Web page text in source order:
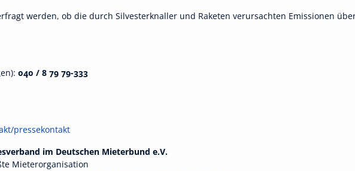
werden, ob die durch Silvesterknaller und Raketen verursachten Emissionen
040 / 8 79 79-333
pressekontakt
im Deutschen Mieterbund e.V.
Mieterorganisation